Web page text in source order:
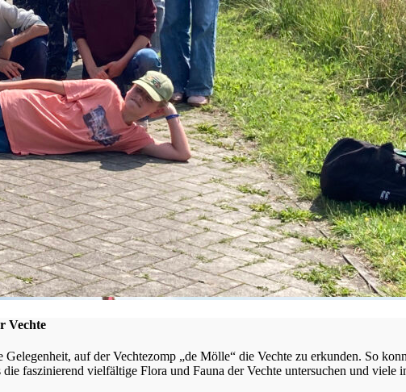
Vechte
auf der Vechtezomp „de Mölle“ die Vechte zu erkunden. So
faszinierend vielfältige Flora und Fauna der Vechte untersuchen und viele